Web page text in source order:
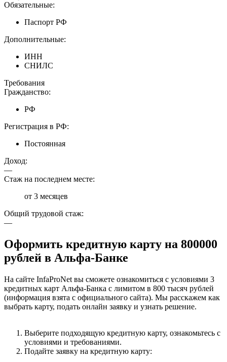
Обязательные:
Паспорт РФ
Дополнительные:
ИНН
СНИЛС
Требования
Гражданство:
РФ
Регистрация в РФ:
Постоянная
Доход:
—
Стаж на последнем месте:
от 3 месяцев
Общий трудовой стаж:
—
Оформить кредитную карту на 800000
рублей в Альфа-Банке
На сайте InfaProNet вы сможете ознакомиться с условиями 3
кредитных карт Альфа-Банка с лимитом в 800 тысяч рублей
(информация взята с официального сайта). Мы расскажем как
выбрать карту, подать онлайн заявку и узнать решение.
Выберите подходящую кредитную карту, ознакомьтесь с
условиями и требованиями.
Подайте заявку на кредитную карту: